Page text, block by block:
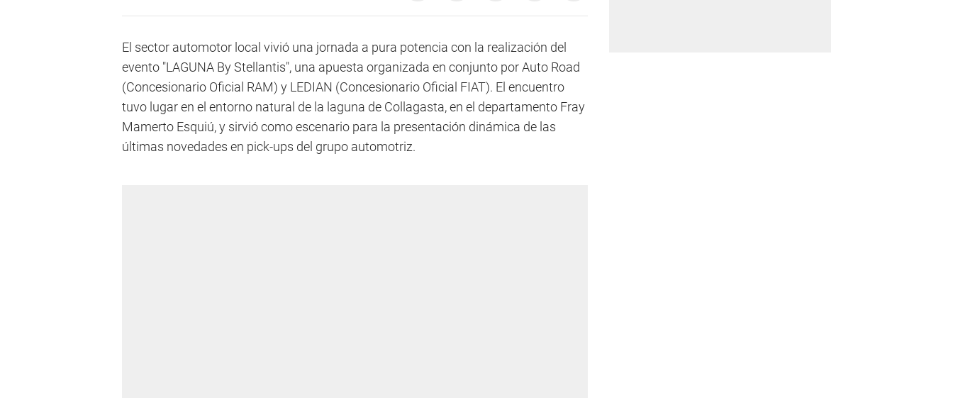
El sector automotor local vivió una jornada a pura potencia con la realización del
evento "LAGUNA By Stellantis", una apuesta organizada en conjunto por Auto Road
(Concesionario Oficial RAM) y LEDIAN (Concesionario Oficial FIAT). El encuentro
tuvo lugar en el entorno natural de la laguna de Collagasta, en el departamento Fray
Mamerto Esquiú, y sirvió como escenario para la presentación dinámica de las
últimas novedades en pick-ups del grupo automotriz.